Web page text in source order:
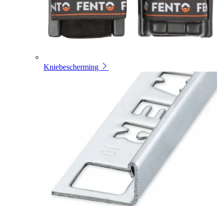
Kniebescherming